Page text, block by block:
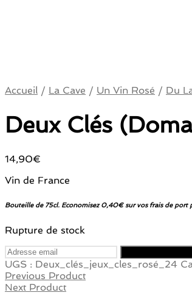
Accueil / La Cave / Un Vin Rosé / Du
Deux Clés
14,90€
Vin de France
Bouteille de 75cl. Economisez 0,40€ sur vos frais de
Rupture de stock
UGS : Deux_clés_jeux_cles_rosé_24
Previous Product
Next Product